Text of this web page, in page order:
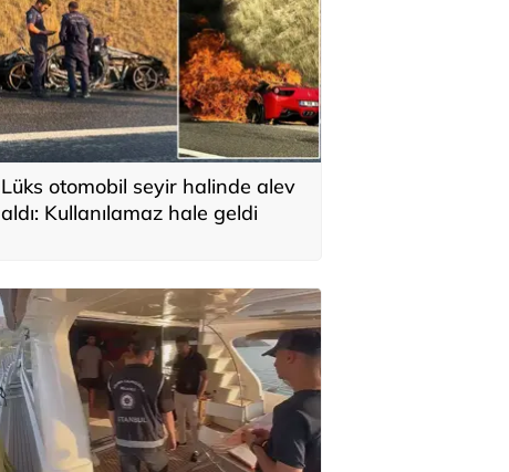
Lüks otomobil seyir halinde alev
aldı: Kullanılamaz hale geldi